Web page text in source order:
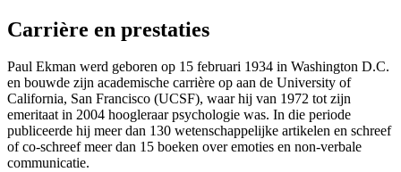
Carrière en prestaties
Paul Ekman werd geboren op 15 februari 1934 in Washington D.C.
en bouwde zijn academische carrière op aan de University of
California, San Francisco (UCSF), waar hij van 1972 tot zijn
emeritaat in 2004 hoogleraar psychologie was. In die periode
publiceerde hij meer dan 130 wetenschappelijke artikelen en schreef
of co-schreef meer dan 15 boeken over emoties en non-verbale
communicatie.